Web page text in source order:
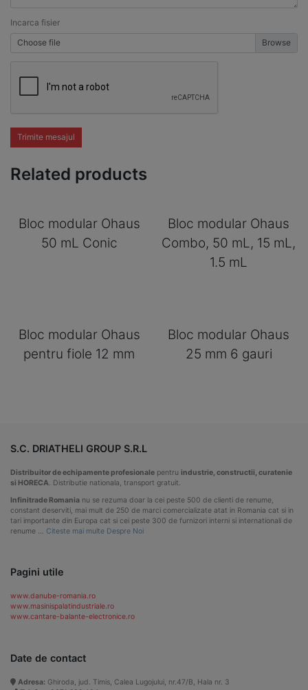
Incarca fisier
Choose file
Trimite mesajul
Related products
Bloc modular Ohaus
50 mL Conic
Bloc modular Ohaus
Combo, 50 mL, 15 mL,
1.5 mL
Bloc modular Ohaus
pentru fiole 12 mm
Bloc modular Ohaus
25 mm 6 gauri
S.C. DRIATHELI GROUP S.R.L
Distribuitor de echipamente profesionale pentru industrie, constructii, curatenie
si HORECA . Distributie nationala, transport gratuit.
Infinitrade Romania nu se rezuma doar la cei peste 500 de clienti de renume,
constant deserviti, mai mult de 250 de marci comercializate atat in Romania cat si in
tari importante din Europa cat si cei peste 300 de furnizori interni si internationali de
renume … Citeste mai multe Despre Noi
Pagini utile
www.danube-romania.ro
www.masinispalatindustriale.ro
www.cantare-balante-electronice.ro
Date de contact
Adresa: Ghiroda, jud. Timis, Calea Lugojului, nr.47/B, Hala nr. 3